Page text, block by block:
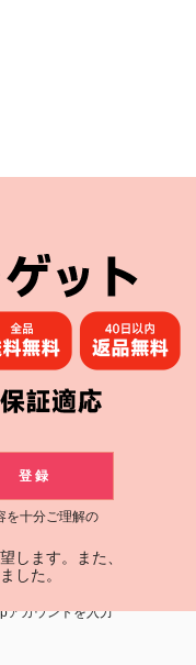
購読
登録する
アカウントを入力
登録
を十分ご理解の
します。また、
した。